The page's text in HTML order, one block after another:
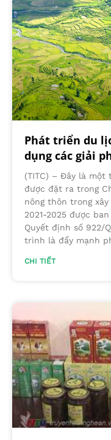
Phát triển du
dụng các giải
(TITC) – Đây là một
được đặt ra trong
nông thôn trong
2021-2025 được
Quyết định số 922/
trình là đẩy mạnh
CHI TIẾT